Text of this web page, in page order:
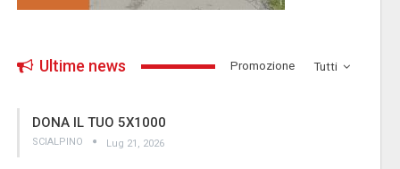
Tutti
Ultime news ­Promozione
DONA IL TUO 5X1000
SCIALPINO Lug 21, 2026